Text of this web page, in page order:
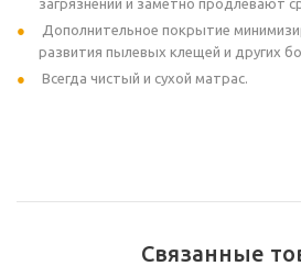
загрязнений и заметно продлевают
Дополнительное покрытие
развития пылевых клещей и других
Всегда чистый и сухой матрас.
Связанные